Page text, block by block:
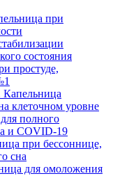
при
состояния
простуде,
Капельница
клеточном уровне
полного
и COVID-19
при бессоннице,
сна
для омоложения